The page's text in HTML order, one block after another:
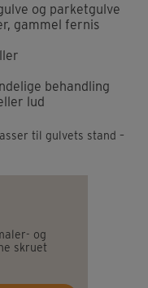
og parketgulve
gammel fernis
behandling
lud
til gulvets stand –
og
skruet